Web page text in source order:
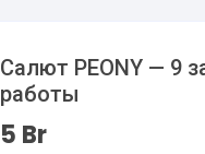
Cалют PEONY — 9
работы
5 Br